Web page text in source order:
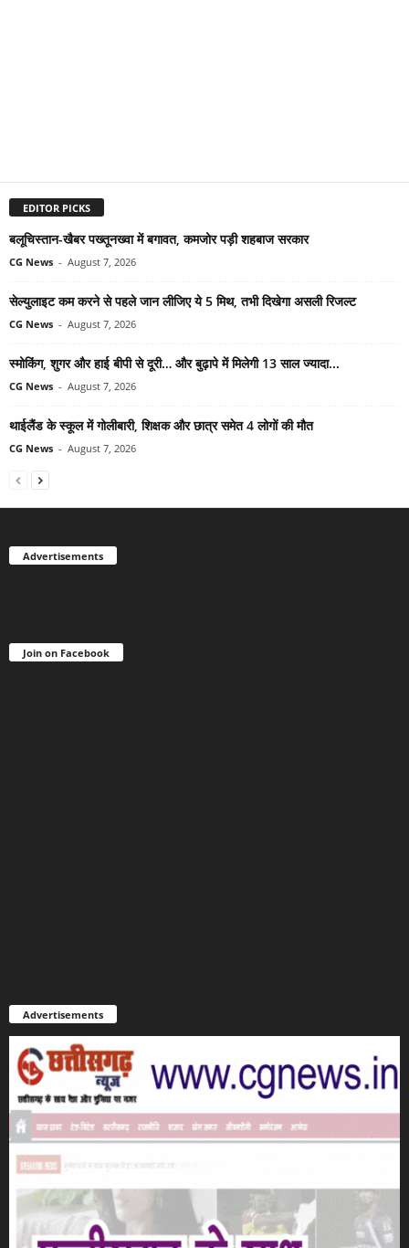
EDITOR PICKS
बलूचिस्तान-खैबर पख्तूनख्वा में बगावत, कमजोर पड़ी शहबाज सरकार
CG News - August 7, 2026
सेल्युलाइट कम करने से पहले जान लीजिए ये 5 मिथ, तभी दिखेगा असली रिजल्ट
CG News - August 7, 2026
स्मोकिंग, शुगर और हाई बीपी से दूरी… और बुढ़ापे में मिलेगी 13 साल ज्यादा...
CG News - August 7, 2026
थाईलैंड के स्कूल में गोलीबारी, शिक्षक और छात्र समेत 4 लोगों की मौत
CG News - August 7, 2026
Advertisements
Join on Facebook
Advertisements